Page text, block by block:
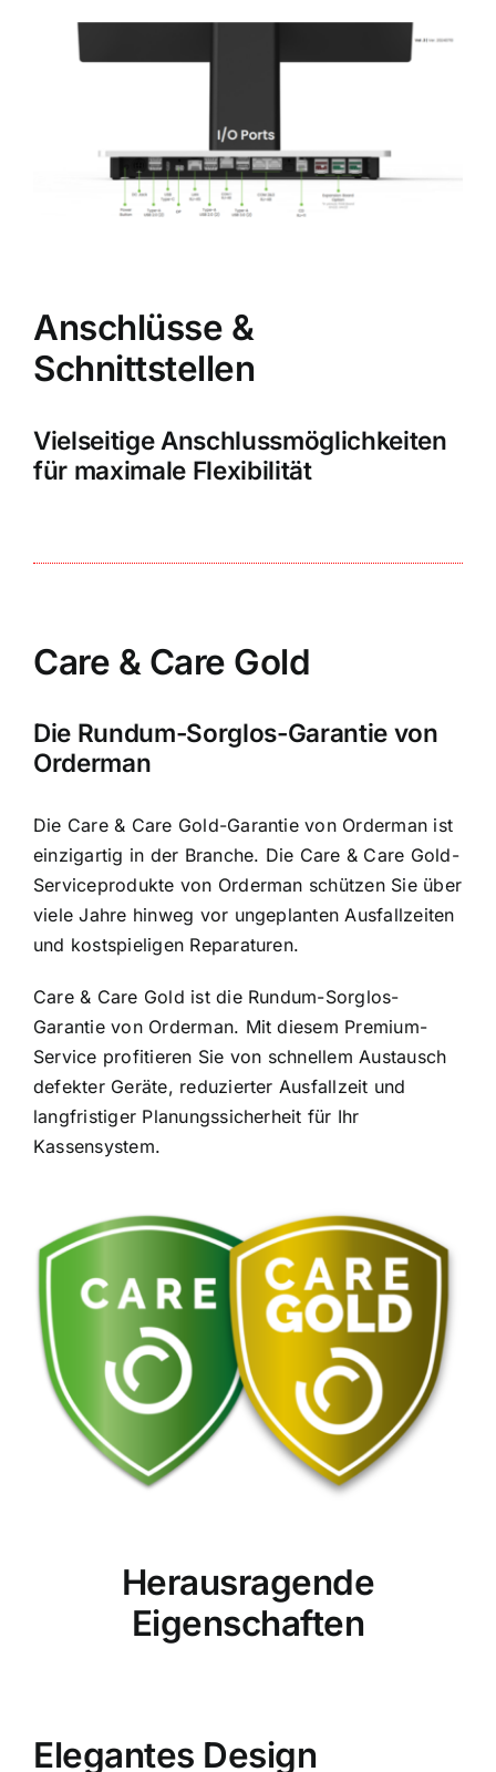
Anschlüsse &
Schnittstellen
Vielseitige Anschlussmöglichkeiten
für maximale Flexibilität
Care & Care Gold
Die Rundum-Sorglos-Garantie von
Orderman
Die Care & Care Gold-Garantie von Orderman ist
einzigartig in der Branche. Die Care & Care Gold-
Serviceprodukte von Orderman schützen Sie über
viele Jahre hinweg vor ungeplanten Ausfallzeiten
und kostspieligen Reparaturen.
Care & Care Gold ist die Rundum-Sorglos-
Garantie von Orderman. Mit diesem Premium-
Service profitieren Sie von schnellem Austausch
defekter Geräte, reduzierter Ausfallzeit und
langfristiger Planungssicherheit für Ihr
Kassensystem.
Herausragende
Eigenschaften
Elegantes Design